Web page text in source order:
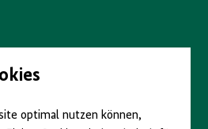
optimal nutzen können,